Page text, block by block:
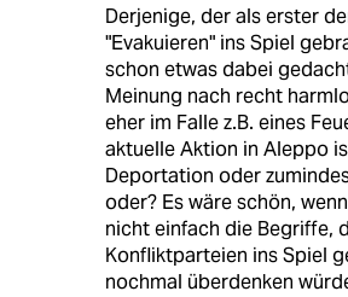
Derjenige, der als erster
"Evakuieren" ins Spiel
schon etwas dabei
Meinung nach recht
eher im Falle z.B. eines
aktuelle Aktion in Aleppo
Deportation oder
oder? Es wäre schön,
nicht einfach die Begriffe,
Konfliktparteien ins Spiel
nochmal überdenken